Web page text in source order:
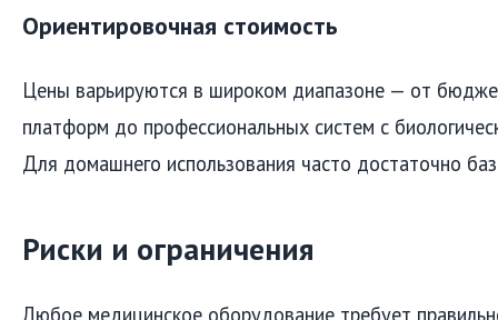
Ориентировочная стоимость
Цены варьируются в широком диапазоне — от
платформ до профессиональных систем с
Для домашнего использования часто достаточно
Риски и ограничения